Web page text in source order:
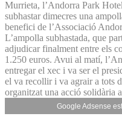
Murrieta, l’Andorra Park
subhastar dimecres una
benefici de l’Associació
L’ampolla subhastada, que
adjudicar finalment entre els
1.250 euros. Avui al matí,
entregar el xec i va ser el
el va recollir i va agrair a tots
organitzat una acció solidària
Google Adsense